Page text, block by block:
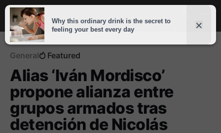
General Featured
Alias ‘Iván Mordisco’
propone alianza entre
grupos armados tras
detención de Nicolás